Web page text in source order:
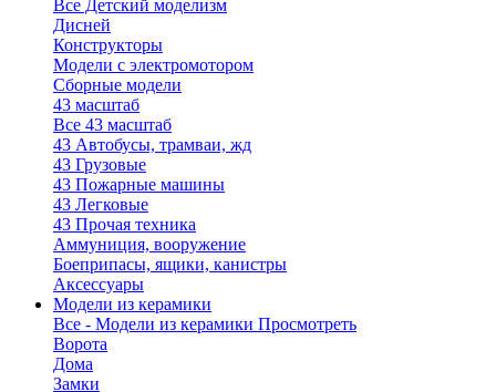
Все Детский моделизм
Дисней
Конструкторы
Модели с электромотором
Сборные модели
43 масштаб
Все 43 масштаб
43 Автобусы, трамваи, жд
43 Грузовые
43 Пожарные машины
43 Легковые
43 Прочая техника
Аммуниция, вооружение
Боеприпасы, ящики, канистры
Аксессуары
Модели из керамики
Все - Модели из керамики Просмотреть
Ворота
Дома
Замки